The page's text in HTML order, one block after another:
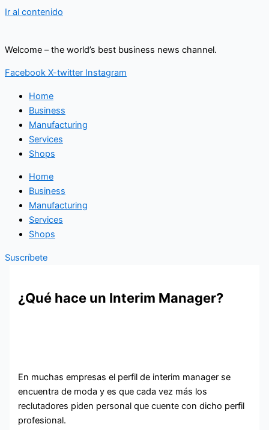
Ir al contenido
Welcome – the world’s best business news channel.
Facebook X-twitter Instagram
Home
Business
Manufacturing
Services
Shops
Home
Business
Manufacturing
Services
Shops
Suscríbete
¿Qué hace un Interim Manager?
En muchas empresas el perfil de interim manager se
encuentra de moda y es que cada vez más los
reclutadores piden personal que cuente con dicho perfil
profesional.